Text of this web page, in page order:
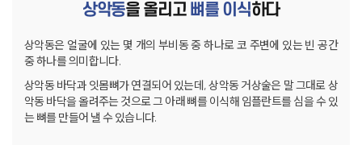
상악동을 올리고 뼈를 이식하다
상악동은 얼굴에 있는 몇 개의 부비동 중 하나로 코 주변에 있는빈 공간
중 하나를 의미합니다.
상악동 바닥과 잇몸뼈가 연결되어 있는데,상악동 거상술은 말 그대로 상
악동 바닥을 올려주는 것으로그 아래 뼈를 이식해 임플란트를 심을 수 있
는 뼈를 만들어 낼 수 있습니다.